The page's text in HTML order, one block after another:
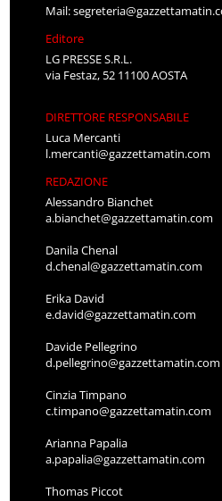
Editore
LG PRESSE S.R.L.
via Festaz, 52 11100 AOSTA
Luca Mercanti
l.mercanti@gazzettamatin.com
REDAZIONE
Alessandro Bianchet
a.bianchet@gazzettamatin.com
Danila Chenal
d.chenal@gazzettamatin.com
Erika David
e.david@gazzettamatin.com
Davide Pellegrino
d.pellegrino@gazzettamatin.com
Cinzia Timpano
c.timpano@gazzettamatin.com
Arianna Papalia
a.papalia@gazzettamatin.com
Thomas Piccot
t.piccot@gazzettamatin.com